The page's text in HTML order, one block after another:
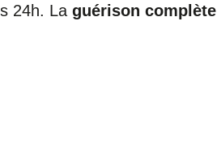
24h. La guérison complète